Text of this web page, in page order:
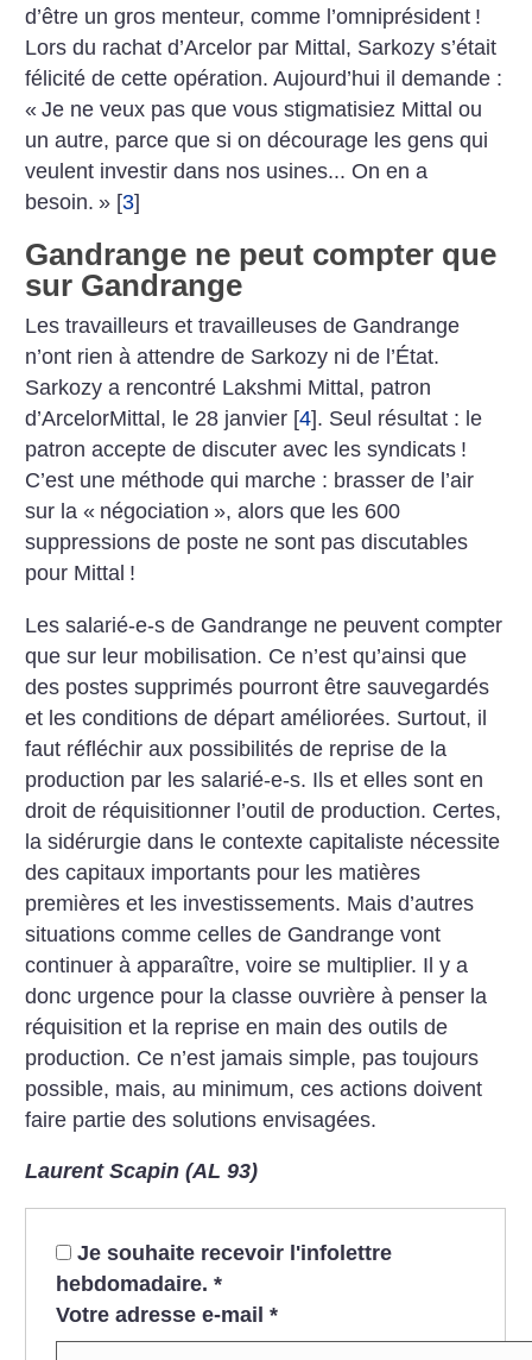
d’être un gros menteur, comme l’omniprésident !
Lors du rachat d’Arcelor par Mittal, Sarkozy s’était
félicité de cette opération. Aujourd’hui il demande :
« Je ne veux pas que vous stigmatisiez Mittal ou
un autre, parce que si on décourage les gens qui
veulent investir dans nos usines... On en a
besoin. » [3]
Gandrange ne peut compter que
sur Gandrange
Les travailleurs et travailleuses de Gandrange
n’ont rien à attendre de Sarkozy ni de l’État.
Sarkozy a rencontré Lakshmi Mittal, patron
d’ArcelorMittal, le 28 janvier [4]. Seul résultat : le
patron accepte de discuter avec les syndicats !
C’est une méthode qui marche : brasser de l’air
sur la « négociation », alors que les 600
suppressions de poste ne sont pas discutables
pour Mittal !
Les salarié-e-s de Gandrange ne peuvent compter
que sur leur mobilisation. Ce n’est qu’ainsi que
des postes supprimés pourront être sauvegardés
et les conditions de départ améliorées. Surtout, il
faut réfléchir aux possibilités de reprise de la
production par les salarié-e-s. Ils et elles sont en
droit de réquisitionner l’outil de production. Certes,
la sidérurgie dans le contexte capitaliste nécessite
des capitaux importants pour les matières
premières et les investissements. Mais d’autres
situations comme celles de Gandrange vont
continuer à apparaître, voire se multiplier. Il y a
donc urgence pour la classe ouvrière à penser la
réquisition et la reprise en main des outils de
production. Ce n’est jamais simple, pas toujours
possible, mais, au minimum, ces actions doivent
faire partie des solutions envisagées.
Laurent Scapin (AL 93)
Je souhaite recevoir l'infolettre
hebdomadaire. *
Votre adresse e-mail *